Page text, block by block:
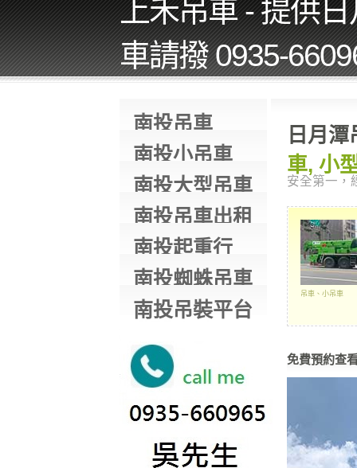
上禾吊車 - 提供
車請撥 0935-
南投吊車
南投小吊車
南投大型吊車
南投吊車出租
南投起重行
南投蜘蛛吊車
南投吊裝平台
日月
車, 小
安全第一，
吊車、小吊車
免費預約查